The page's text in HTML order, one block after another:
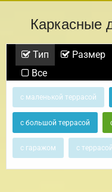
Каркасные
Тип Размер
Все
с маленькой террасой
с большой террасой
с гаражом с террасой